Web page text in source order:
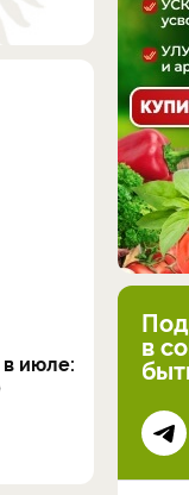
июле:
в